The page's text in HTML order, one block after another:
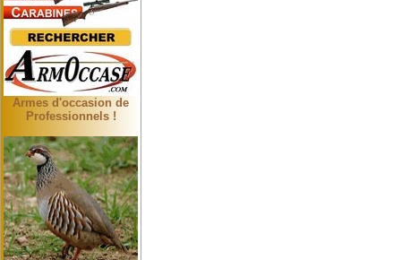
Armes d'occasion de
Professionnels !